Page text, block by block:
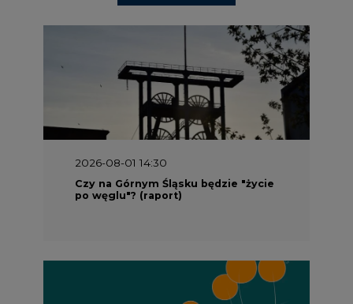
2026-08-01 14:30
Czy na Górnym Śląsku będzie "życie
po węglu"? (raport)